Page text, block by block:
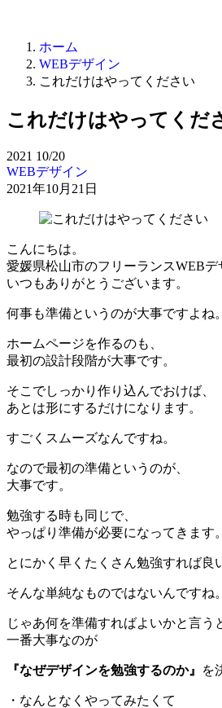
ホーム
WEBデザイン
これだけはやってください
これだけはやってくだ
2021 10/20
WEBデザイン
2021年10月21日
こんにちは。
愛媛県松山市のフリーランスWEBデ
いつもありがとうございます。
何事も準備というのが大事ですよね。
ホームページを作るのも、
最初の設計段階が大事です。
そこでしっかり作り込んでおけば、
あとは形にするだけになります。
すごくスムーズなんですね。
なので最初の準備というのが、
大事です。
勉強する時も同じで、
やっぱり準備が必要になってきます。
とにかく早くたくさん勉強すれば良
そんな単純なものではないんですね。
じゃあ何を準備すればよいかと言う
一番大事なのが
『なぜデザインを勉強するのか』 を
・なんとなくやってみたくて